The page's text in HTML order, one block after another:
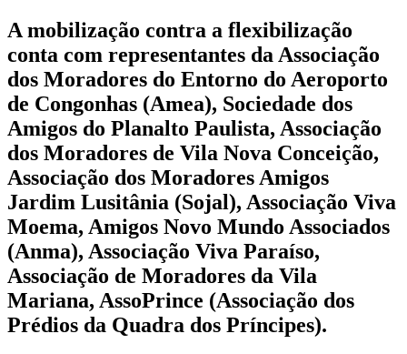
A mobilização contra a flexibilização
conta com representantes da Associação
dos Moradores do Entorno do Aeroporto
de Congonhas (Amea), Sociedade dos
Amigos do Planalto Paulista, Associação
dos Moradores de Vila Nova Conceição,
Associação dos Moradores Amigos
Jardim Lusitânia (Sojal), Associação Viva
Moema, Amigos Novo Mundo Associados
(Anma), Associação Viva Paraíso,
Associação de Moradores da Vila
Mariana, AssoPrince (Associação dos
Prédios da Quadra dos Príncipes).